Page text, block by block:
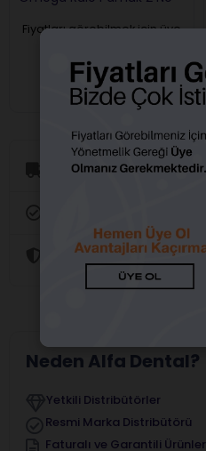
Fiyatları görebilmek için üye
Aynı Gün Kargo
Güvenli Alışveriş
Neden Alfa Dental?
Yetkili Distribütörler
Resmi Marka Distribütörü
Faturalı ve Garantili Ürünler